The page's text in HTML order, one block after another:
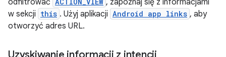
odfiltrować
, zapoznaj się z informacjami
w sekcji this . Użyj aplikacji Android app links , aby
otworzyć adres URL.